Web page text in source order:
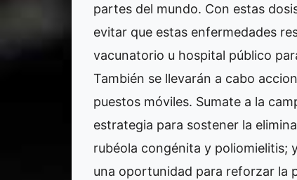
partes del mundo. Con estas
evitar que estas enfermedades
vacunatorio u hospital público
También se llevarán a cabo
puestos móviles. Sumate a la
estrategia para sostener la
rubéola congénita y poliomielitis;
una oportunidad para reforzar la